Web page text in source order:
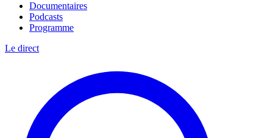
Documentaires
Podcasts
Programme
Le direct